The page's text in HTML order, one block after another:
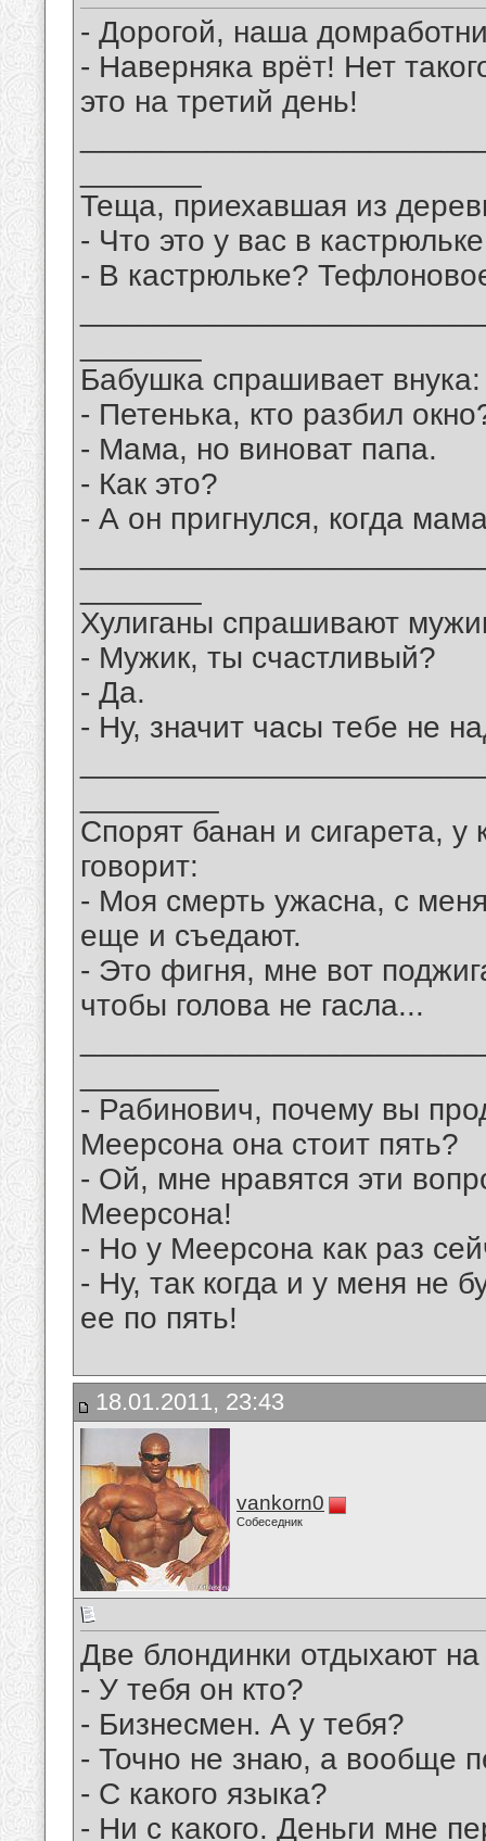
- Дорогой, наша
- Наверняка врёт! Нет
это на третий день!
Теща, приехавшая из
- Что это у вас в
- В кастрюльке?
Бабушка спрашивает внука:
- Петенька, кто разбил
- Мама, но виноват папа.
- Как это?
- А он пригнулся, когда
Хулиганы спрашивают
- Мужик, ты счастливый?
- Да.
- Ну, значит часы тебе не
Спорят банан и сигарета,
говорит:
- Моя смерть ужасна, с
еще и съедают.
- Это фигня, мне вот
чтобы голова не гасла...
- Рабинович, почему вы
Меерсона она стоит пять?
- Ой, мне нравятся эти
Меерсона!
- Но у Меерсона как раз
- Ну, так когда и у меня не
ее по пять!
18.01.2011, 23:43
vankorn0
Собеседник
Две блондинки отдыхают
- У тебя он кто?
- Бизнесмен. А у тебя?
- Точно не знаю, а вообще
- С какого языка?
- Ни с какого. Деньги мне